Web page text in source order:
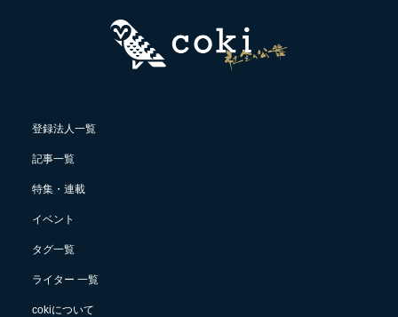
登録法人一覧
記事一覧
特集・連載
イベント
タグ一覧
ライター 一覧
cokiについて